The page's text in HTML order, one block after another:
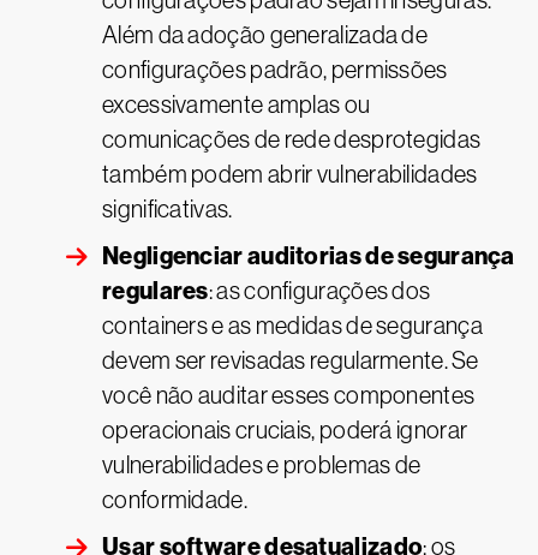
Além da adoção generalizada de
configurações padrão, permissões
excessivamente amplas ou
comunicações de rede desprotegidas
também podem abrir vulnerabilidades
significativas.
Negligenciar auditorias de segurança
regulares: as configurações dos
containers e as medidas de segurança
devem ser revisadas regularmente. Se
você não auditar esses componentes
operacionais cruciais, poderá ignorar
vulnerabilidades e problemas de
conformidade.
Usar software desatualizado: os